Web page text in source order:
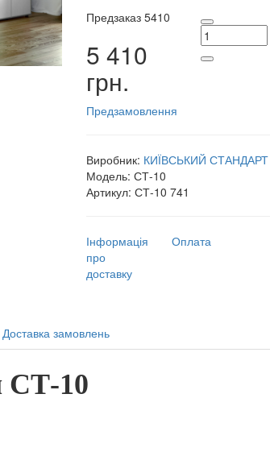
Предзаказ 5410
5 410
грн.
Предзамовлення
Виробник: КИЇВСЬКИЙ СТАНДАРТ
Модель: СТ-10
Артикул: СТ-10 741
Інформація
про
доставку
Оплата
Доставка замовлень
СТ-10